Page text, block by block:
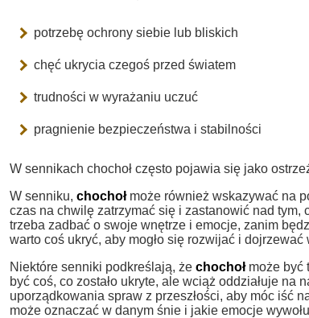
potrzebę ochrony siebie lub bliskich
chęć ukrycia czegoś przed światem
trudności w wyrażaniu uczuć
pragnienie bezpieczeństwa i stabilności
W sennikach chochoł często pojawia się jako
W senniku, chochołmoże również wskazywać na
czas na chwilę zatrzymać się i zastanowić nad tym,
trzeba zadbać o swoje wnętrze i emocje, zanim
warto coś ukryć, aby mogło się rozwijać i dojrzewać
Niektóre senniki podkreślają, że chochołmoże być
być coś, co zostało ukryte, ale wciąż oddziałuje na
uporządkowania spraw z przeszłości, aby móc iść
może oznaczać w danym śnie i jakie emocje